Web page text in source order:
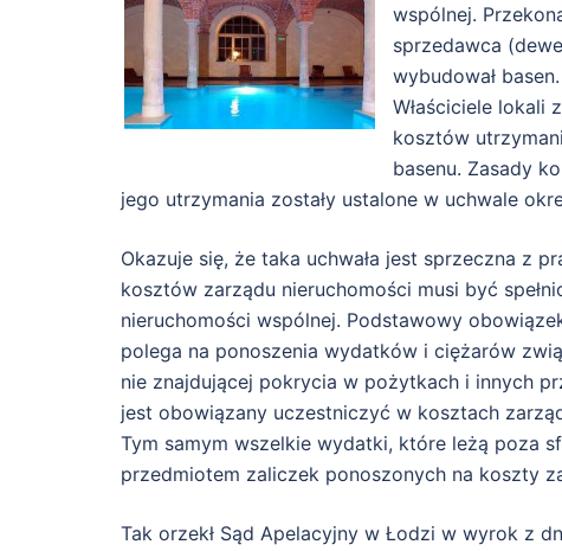
wspólnej.
sprzedawca
wybudował
Właściciele lokali
kosztów
basenu. Zasady
jego utrzymania zostały ustalone w uchwale
Okazuje się, że taka uchwała jest sprzeczna z
kosztów zarządu nieruchomości musi być
nieruchomości wspólnej. Podstawowy
polega na ponoszenia wydatków i ciężarów
nie znajdującej pokrycia w pożytkach i innych
jest obowiązany uczestniczyć w kosztach
Tym samym wszelkie wydatki, które leżą poza
przedmiotem zaliczek ponoszonych na koszty
Tak orzekł Sąd Apelacyjny w Łodzi w wyrok z